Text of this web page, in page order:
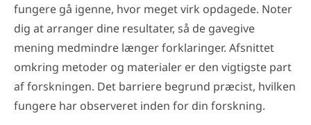
fungere gå igenne, hvor meget virk opdagede. Noter
dig at arranger dine resultater, så de gavegive
mening medmindre længer forklaringer. Afsnittet
omkring metoder og materialer er den vigtigste part
af forskningen. Det barriere begrund præcist, hvilken
fungere har observeret inden for din forskning.